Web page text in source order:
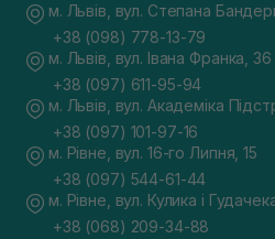
м. Львів, вул. Степана
+38 (098) 778-13-79
м. Львів, вул. Івана Франка, 36
+38 (097) 611-95-94
м. Львів, вул. Академіка
+38 (097) 101-97-16
м. Рівне, вул. 16-го Липня, 15
+38 (097) 544-61-44
м. Рівне, вул. Кулика і
+38 (068) 209-34-88